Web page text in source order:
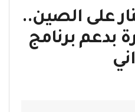
على الصين..
بدعم برنامج